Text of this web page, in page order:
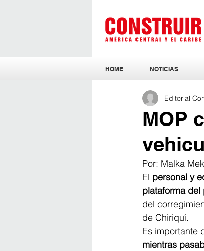
HOME NOTICIAS
MOP
Editorial
Por: Malka
El personal y
plataforma del
del
de Chiriquí.
Es importante
mientras